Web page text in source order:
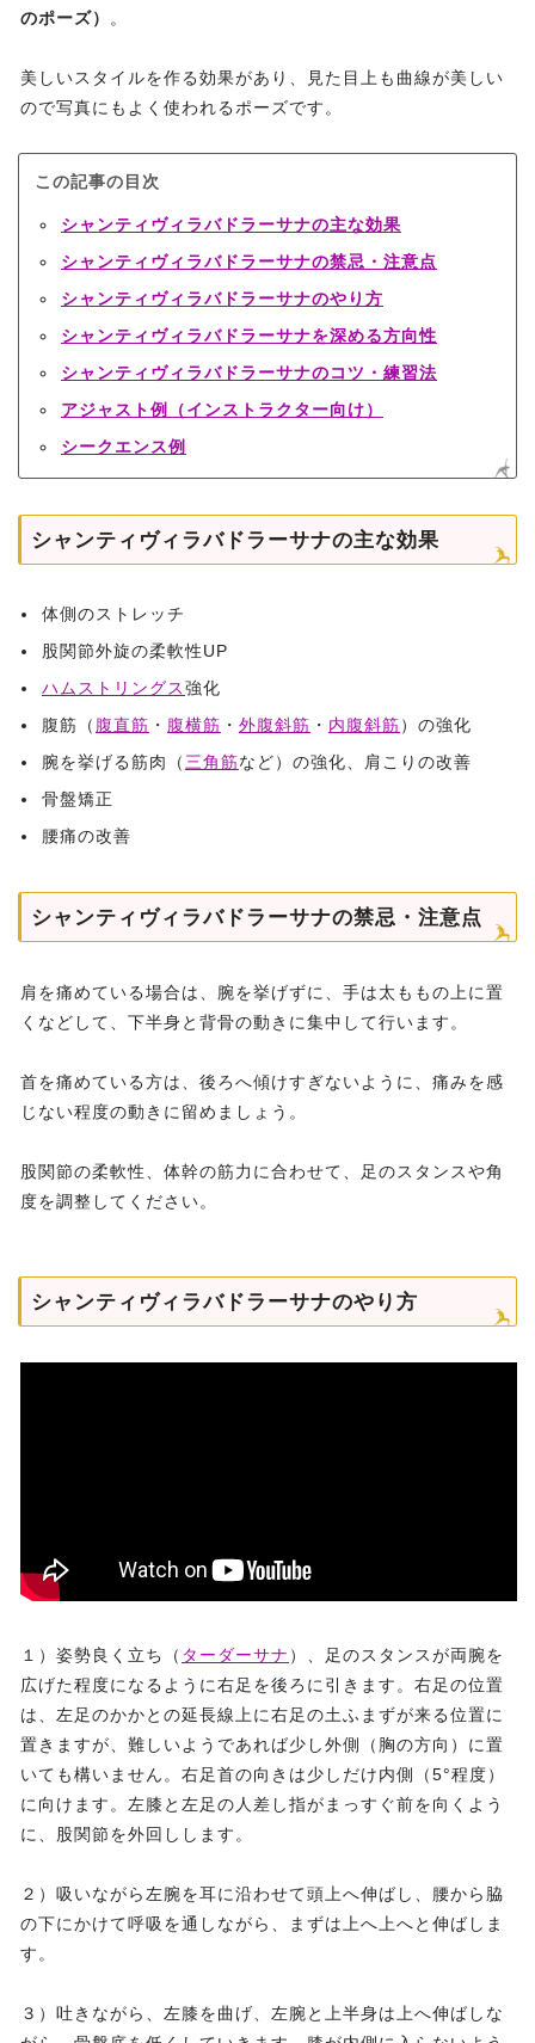
のポーズ）
。
美しいスタイルを作る効果があり、見た目上も曲線が美しい
ので写真にもよく使われるポーズです。
この記事の目次
シャンティヴィラバドラーサナの主な効果
シャンティヴィラバドラーサナの禁忌・注意点
シャンティヴィラバドラーサナのやり方
シャンティヴィラバドラーサナを深める方向性
シャンティヴィラバドラーサナのコツ・練習法
アジャスト例（インストラクター向け）
シークエンス例
シャンティヴィラバドラーサナの主な効果
体側のストレッチ
股関節外旋の柔軟性UP
ハムストリングス強化
腹筋（ 腹直筋 ・ 腹横筋 ・ 外腹斜筋 ・ 内腹斜筋）の強化
腕を挙げる筋肉（ 三角筋など）の強化、肩こりの改善
骨盤矯正
腰痛の改善
シャンティヴィラバドラーサナの禁忌・注意点
肩を痛めている場合は、腕を挙げずに、手は太ももの上に置
くなどして、下半身と背骨の動きに集中して行います。
首を痛めている方は、後ろへ傾けすぎないように、痛みを感
じない程度の動きに留めましょう。
股関節の柔軟性、体幹の筋力に合わせて、足のスタンスや角
度を調整してください。
シャンティヴィラバドラーサナのやり方
１）姿勢良く立ち（ ターダーサナ ）、足のスタンスが両腕を
広げた程度になるように右足を後ろに引きます。右足の位置
は、左足のかかとの延長線上に右足の土ふまずが来る位置に
置きますが、難しいようであれば少し外側（胸の方向）に置
いても構いません。右足首の向きは少しだけ内側（5°程度）
に向けます。左膝と左足の人差し指がまっすぐ前を向くよう
に、股関節を外回しします。
２）吸いながら左腕を耳に沿わせて頭上へ伸ばし、腰から脇
の下にかけて呼吸を通しながら、まずは上へ上へと伸ばしま
す。
３）吐きながら、左膝を曲げ、左腕と上半身は上へ伸ばしな